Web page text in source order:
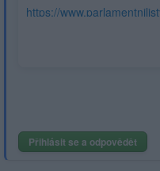
https://
Přihlásit se a odpovědět